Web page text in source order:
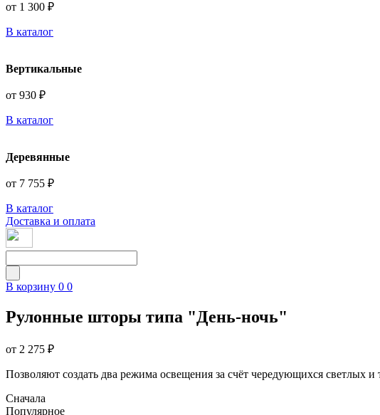
от 1 300 ₽
В каталог
Вертикальные
от 930 ₽
В каталог
Деревянные
от 7 755 ₽
В каталог
Доставка и оплата
В корзину 0 0
Рулонные шторы типа "День-ночь"
от 2 275 ₽
Позволяют создать два режима освещения за счёт чередующихся светлых
Сначала
Популярное